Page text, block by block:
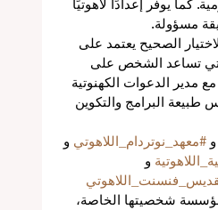
كما يوفر إعدادًا لاهوتيًا
مسؤولة.
الصحيح يعتمد على
تساعد الشخص على
مدير الدعوات الكهنوتية
طبيعة البرامج والتكوين
و #معهد_نوتردام_اللاهوتي و
و
مؤسسة شخصيتها الخاصة،